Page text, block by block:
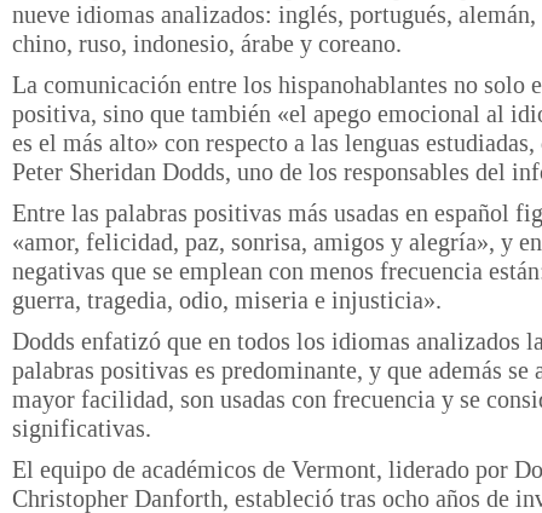
nueve idiomas analizados: inglés, portugués, alemán,
chino, ruso, indonesio, árabe y coreano.
La comunicación entre los hispanohablantes no solo
positiva, sino que también «el apego emocional al
es el más alto» con respecto a las lenguas
Peter Sheridan Dodds, uno de los responsables del
Entre las palabras positivas más usadas en español
«amor, felicidad, paz, sonrisa, amigos y alegría», y
negativas que se emplean con menos frecuencia
guerra, tragedia, odio, miseria e injusticia».
Dodds enfatizó que en todos los idiomas analizados
palabras positivas es predominante, y que además se
mayor facilidad, son usadas con frecuencia y se
significativas.
El equipo de académicos de Vermont, liderado por
Christopher Danforth, estableció tras ocho años de